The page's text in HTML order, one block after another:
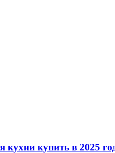
купить в 2025